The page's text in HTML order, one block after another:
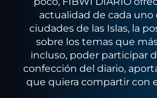
actualidad de cada uno
ciudades de las Islas, la
sobre los temas que
incluso, poder participar
confección del diario,
que quiera compartir con